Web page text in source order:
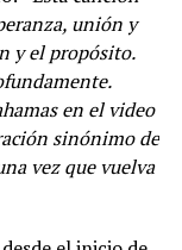
unión y
y el propósito.
en el video
sinónimo de
vez que vuelva